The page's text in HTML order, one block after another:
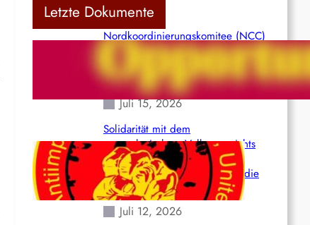
Letzte Dokumente
Nordkoordinierungskomitee (NCC)
der Kommunistischen Partei Indiens
(Maoistisch): Postmoderner
Opportunismus
Juli 15, 2026
Solidarität mit dem
venezolanischem Volk angesichts
der verlorenen Leben und der
katastrophalen Situation durch die
Erdbeben des 24. Juni!
Juli 12, 2026